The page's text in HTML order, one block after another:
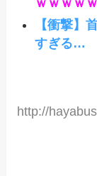
ｗｗｗｗ
【衝撃】
すぎる…
http://